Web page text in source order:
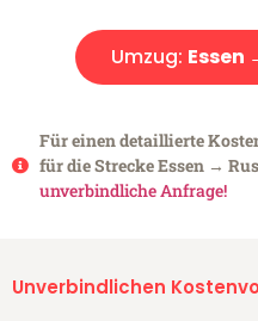
Umzug: Essen
Für einen detaillierte
für die Strecke Essen →
unverbindliche Anfrage!
Unverbindlichen